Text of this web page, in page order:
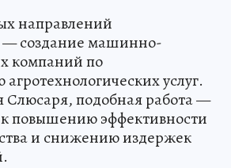
направлений
— создание машинно-
компаний по
услуг.
подобная работа —
повышению эффективности
и снижению издержек